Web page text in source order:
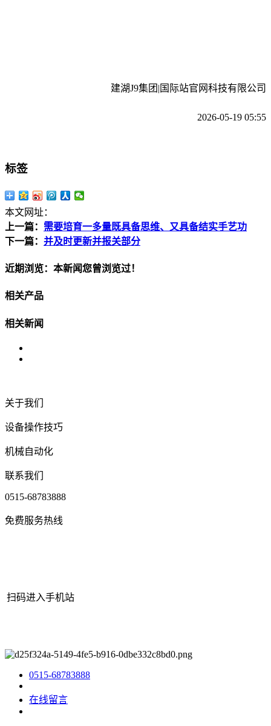
建湖J9集团|国际站官网科技有限公司
2026-05-19 05:55
标签
本文网址：
上一篇： 需要培育一多量既具备思维、又具备结实手艺功
下一篇： 并及时更新并报关部分
近期浏览：本新闻您曾浏览过！
相关产品
相关新闻
关于我们
设备操作技巧
机械自动化
联系我们
0515-68783888
免费服务热线
扫码进入手机站
0515-68783888
在线留言